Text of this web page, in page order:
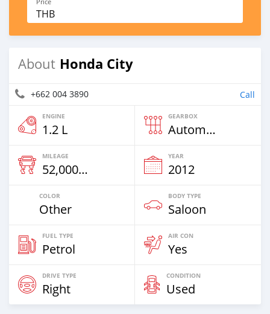
THB
About Honda City
+662 004 3890 Call
ENGINE
1.2 L
GEARBOX
Automatic
MILEAGE
52,000 Km
YEAR
2012
COLOR
Other
BODY TYPE
Saloon
FUEL TYPE
Petrol
AIR CON
Yes
DRIVE TYPE
Right
CONDITION
Used